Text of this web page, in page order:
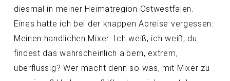
diesmal in meiner Heimatregion Ostwestfalen.
Eines hatte ich bei der knappen Abreise vergessen:
Meinen handlichen Mixer. Ich weiß, ich weiß, du
findest das wahrscheinlich albern, extrem,
überflüssig? Wer macht denn so was, mit Mixer zu